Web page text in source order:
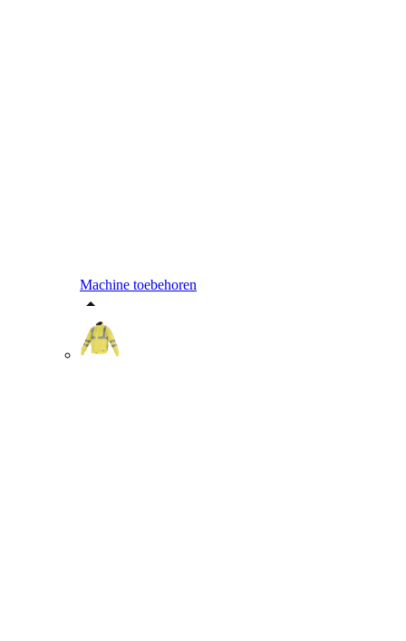
Machine toebehoren